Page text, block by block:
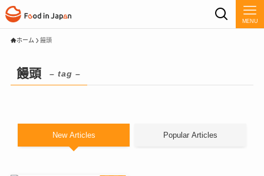
MENU
ホーム 饅頭
饅頭 – tag –
New Articles Popular Articles